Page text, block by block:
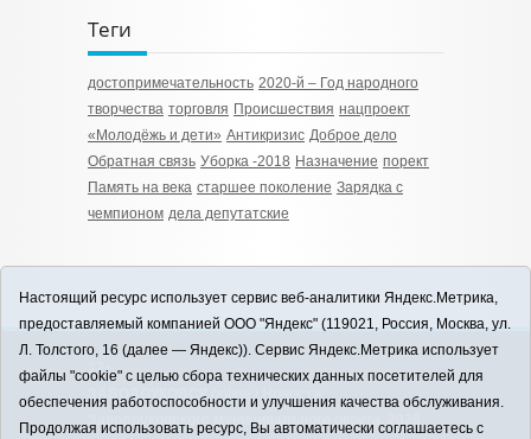
Теги
достопримечательность 2020-й – Год народного
творчества торговля Происшествия нацпроект
«Молодёжь и дети» Антикризис Доброе дело
Обратная связь Уборка -2018 Назначение порект
Память на века старшее поколение Зарядка с
чемпионом дела депутатские
12+
ЗАВОДОУКОВСК online / Новости
Заводоуковского муниципального округа, 2026
Настоящий ресурс использует сервис веб-аналитики Яндекс.Метрика,
предоставляемый компанией ООО "Яндекс" (119021, Россия, Москва, ул.
Л. Толстого, 16 (далее — Яндекс)). Сервис Яндекс.Метрика использует
файлы "cookie" с целью сбора технических данных посетителей для
обеспечения работоспособности и улучшения качества обслуживания.
Продолжая использовать ресурс, Вы автоматически соглашаетесь с